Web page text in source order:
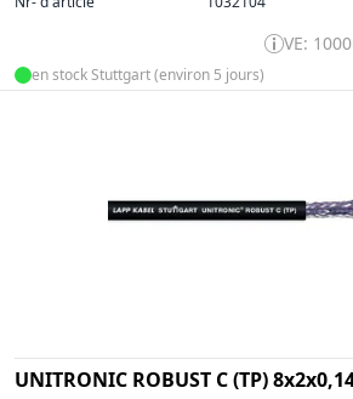
VE:
en stock Stuttgart (environ 5 jours)
UNITRONIC ROBUST C (TP)